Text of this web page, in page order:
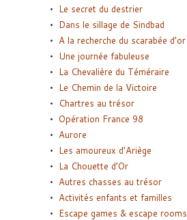
Le secret du destrier
Dans le sillage de Sindbad
A la recherche du scarabée d’or
Une journée fabuleuse
La Chevalière du Téméraire
Le Chemin de la Victoire
Chartres au trésor
Opération France 98
Aurore
Les amoureux d’Ariège
La Chouette d’Or
Autres chasses au trésor
Activités enfants et familles
Escape games & escape rooms